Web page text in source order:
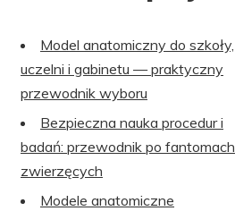
Model anatomiczny do szkoły,
uczelni i gabinetu — praktyczny
przewodnik wyboru
Bezpieczna nauka procedur i
badań: przewodnik po fantomach
zwierzęcych
Modele anatomiczne